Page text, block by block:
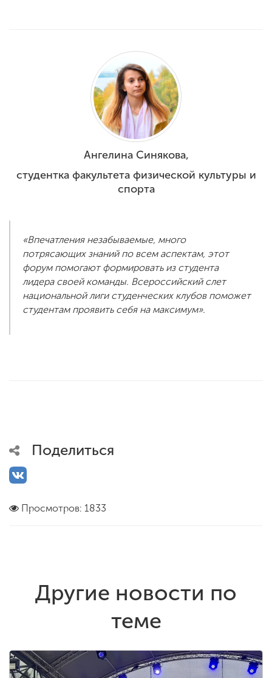
Ангелина Синякова,
студентка факультета физической культуры и
спорта
«Впечатления незабываемые, много
потрясающих знаний по всем аспектам, этот
форум помогают формировать из студента
лидера своей команды. Всероссийский слет
национальной лиги студенческих клубов поможет
студентам проявить себя на максимум».
Поделиться
Просмотров: 1833
Другие новости по
теме